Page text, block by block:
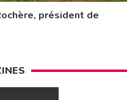
président de